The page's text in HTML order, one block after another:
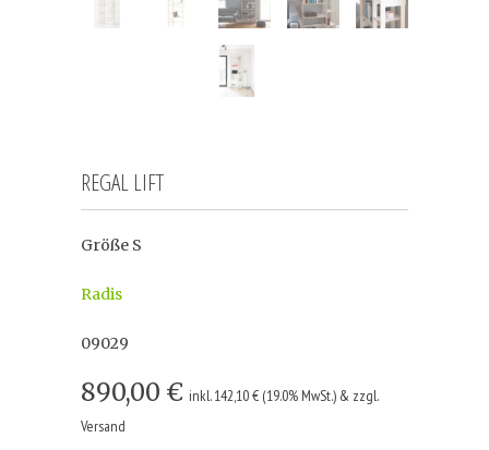
REGAL LIFT
Größe S
Radis
09029
890,00 € inkl. 142,10 € (19.0% MwSt.) & zzgl.
Versand